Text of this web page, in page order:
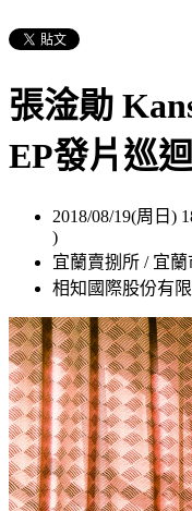
張淦勛
EP發片巡
2018/08/19(周日)
)
宜蘭賣捌所 / 宜
相知國際股份有